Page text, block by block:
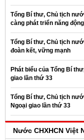
Tổng Bí thư, Chủ tịch
càng phát triển năng động
Tổng Bí thư, Chủ tịch
đoàn kết, vững mạnh
Phát biểu của Tổng Bí
giao lần thứ 33
Tổng Bí thư, Chủ tịch
Ngoại giao lần thứ 33
Nước CHXHCN Việt